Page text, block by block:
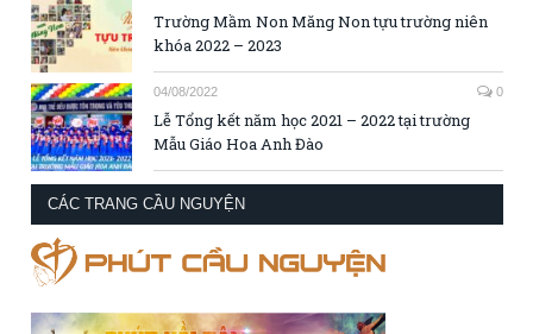
Trường Mầm Non Măng Non tựu trường niên
khóa 2022 – 2023
04/08/2022 0
Lễ Tổng kết năm học 2021 – 2022 tại trường
Mẫu Giáo Hoa Anh Đào
CÁC TRANG CẦU NGUYỆN